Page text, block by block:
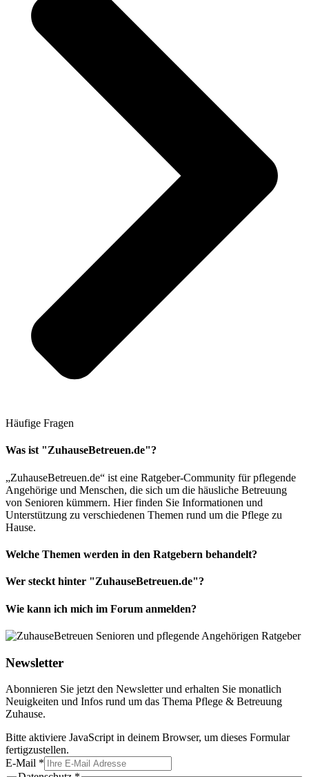
Häufige Fragen
Was ist "ZuhauseBetreuen.de"?
„ZuhauseBetreuen.de“ ist eine Ratgeber-Community für pflegende
Angehörige und Menschen, die sich um die häusliche Betreuung
von Senioren kümmern. Hier finden Sie Informationen und
Unterstützung zu verschiedenen Themen rund um die Pflege zu
Hause.
Welche Themen werden in den Ratgebern behandelt?
Wer steckt hinter "ZuhauseBetreuen.de"?
Wie kann ich mich im Forum anmelden?
Newsletter
Abonnieren Sie jetzt den Newsletter und erhalten Sie monatlich
Neuigkeiten und Infos rund um das Thema Pflege & Betreuung
Zuhause.
Bitte aktiviere JavaScript in deinem Browser, um dieses Formular
fertigzustellen.
E-Mail *